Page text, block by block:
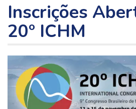
Inscrições
20º ICHM